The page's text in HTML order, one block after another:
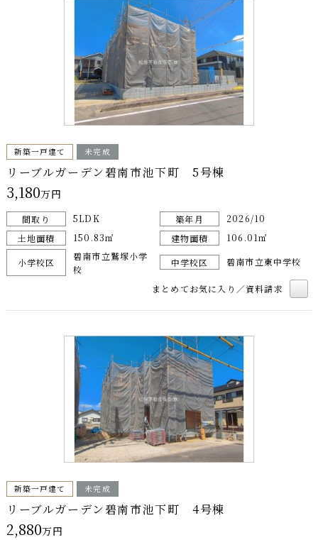
新築一戸建て 未完成
リーブルガーデン碧南市池下町 5号棟
3,180万円
間取り 5LDK 築年月
2026/10
土地面積
150.83㎡ 建物面積 106.01㎡
小学校区
碧南市立鷲塚小学
校
中学校区 碧南市立東中学校
まとめてお気に入り／資料請求
新築一戸建て 未完成
リーブルガーデン碧南市池下町 4号棟
2,880万円